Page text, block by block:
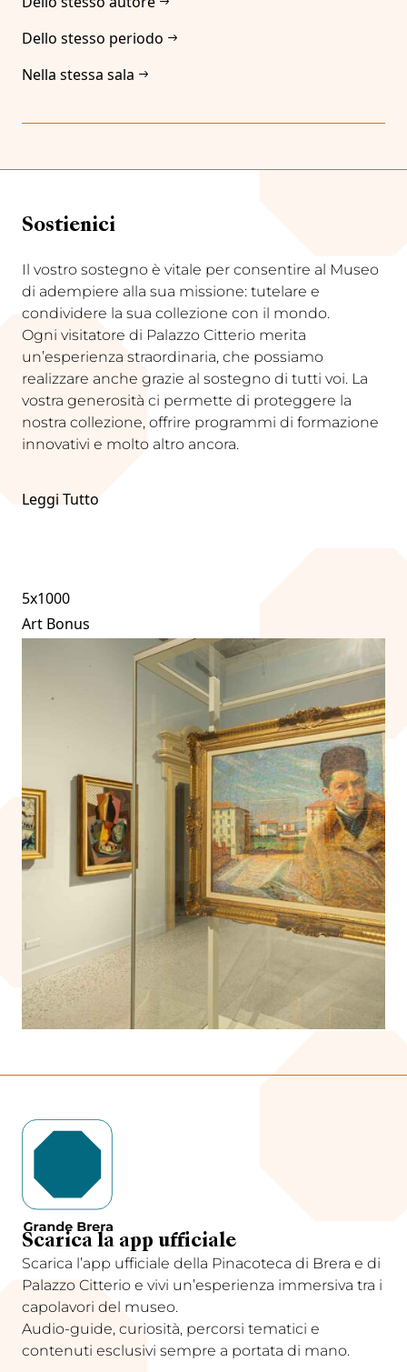
Dello stesso periodo
Nella stessa sala
Sostienici
Il vostro sostegno è vitale per consentire al Museo
di adempiere alla sua missione: tutelare e
condividere la sua collezione con il mondo.
Ogni visitatore di Palazzo Citterio merita
un’esperienza straordinaria, che possiamo
realizzare anche grazie al sostegno di tutti voi. La
vostra generosità ci permette di proteggere la
nostra collezione, offrire programmi di formazione
innovativi e molto altro ancora.
Leggi Tutto
5x1000
Art Bonus
Scarica la app ufficiale
Scarica l’app ufficiale della Pinacoteca di Brera e di
Palazzo Citterio e vivi un’esperienza immersiva tra i
capolavori del museo.
Audio-guide, curiosità, percorsi tematici e
contenuti esclusivi sempre a portata di mano.